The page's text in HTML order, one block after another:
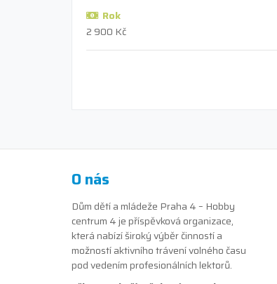
Rok
2 900 Kč
O nás
Dům dětí a mládeže Praha 4 – Hobby
centrum 4 je příspěvková organizace,
která nabízí široký výběr činností a
možností aktivního trávení volného času
pod vedením profesionálních lektorů.